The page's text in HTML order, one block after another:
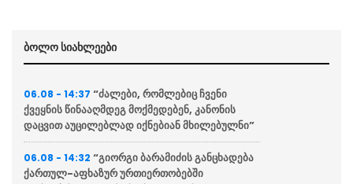
ბოლო სიახლეები
06.08 - 14:37 “ძალები, რომლებიც ჩვენი
ქვეყნის წინააღმდეგ მოქმედებენ, კანონის
დაცვით აუცილებლად იქნებიან მხილებულნი”
06.08 - 14:32 “გიორგი ბარამიძის განცხადება
ქართულ-აფხაზურ ურთიერთობებში